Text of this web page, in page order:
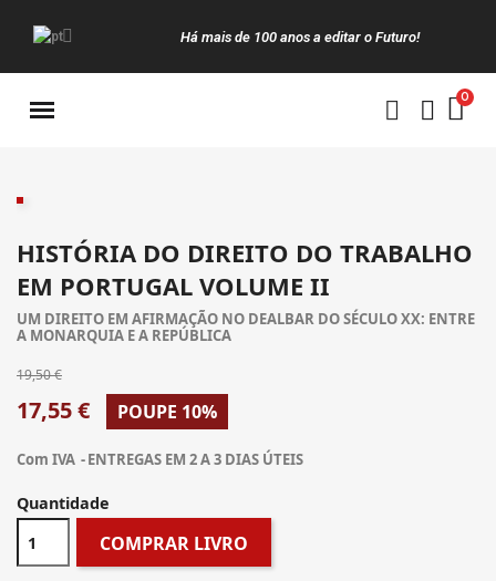
Há mais de 100 anos a editar o Futuro!
HISTÓRIA DO DIREITO DO TRABALHO
EM PORTUGAL VOLUME II
UM DIREITO EM AFIRMAÇÃO NO DEALBAR DO SÉCULO XX: ENTRE
A MONARQUIA E A REPÚBLICA
19,50 €
17,55 € POUPE 10%
Com IVA ENTREGAS EM 2 A 3 DIAS ÚTEIS
Quantidade
COMPRAR LIVRO